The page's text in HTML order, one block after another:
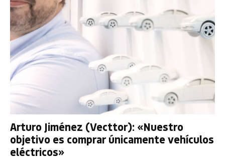
Arturo Jiménez (Vecttor): «Nuestro
objetivo es comprar únicamente vehículos
eléctricos»